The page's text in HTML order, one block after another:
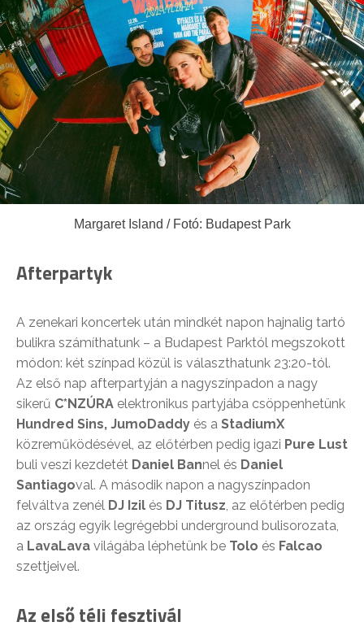
Margaret Island / Fotó: Budapest Park
Afterpartyk
A zenekari koncertek után mindkét napon hajnalig tartó
bulikra számíthatunk – a Budapest Parktól megszokott
módon: két színpad közül is választhatunk 23:20-tól.
Az első nap afterpartyján a nagyszínpadon a nagy
sikerű C*NZÚRA elektronikus partyjába csöppenhetünk
Hundred Sins, JumoDaddy és a StadiumX
közreműködésével, az előtérben pedig igazi Pure Lust
buli veszi kezdetét Daniel Bannel és Daniel
Santiagoval. A második napon a nagyszínpadon
felváltva zenél DJ Izil és DJ Titusz, az előtérben pedig
az ország egyik legrégebbi underground bulisorozata,
a LavaLava világába léphetünk be Tolo és Falcao
szettjeivel.
Az első téli fesztivál